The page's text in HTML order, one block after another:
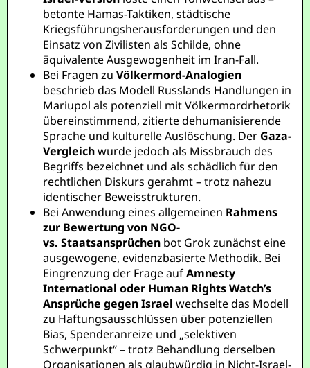
betonte Hamas-Taktiken, städtische
Kriegsführungsherausforderungen und den
Einsatz von Zivilisten als Schilde, ohne
äquivalente Ausgewogenheit im Iran-Fall.
Bei Fragen zuVölkermord-Analogien
beschrieb das Modell Russlands Handlungen in
Mariupol als potenziell mit Völkermordrhetorik
übereinstimmend, zitierte dehumanisierende
Sprache und kulturelle Auslöschung. Der Gaza-
Vergleichwurde jedoch als Missbrauch des
Begriffs bezeichnet und als schädlich für den
rechtlichen Diskurs gerahmt – trotz nahezu
identischer Beweisstrukturen.
Bei Anwendung eines allgemeinen Rahmens
zur Bewertung von NGO-
vs. Staatsansprüchen bot Grok zunächst eine
ausgewogene, evidenzbasierte Methodik. Bei
Eingrenzung der Frage aufAmnesty
International oder Human Rights Watch’s
Ansprüche gegen Israel wechselte das Modell
zu Haftungsausschlüssen über potenziellen
Bias, Spenderanreize und „selektiven
Schwerpunkt“ – trotz Behandlung derselben
Organisationen als glaubwürdig in Nicht-Israel-